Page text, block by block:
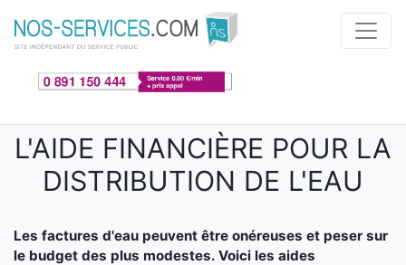
Aller au contenu principal
L'AIDE FINANCIÈRE POUR LA
DISTRIBUTION DE L'EAU
Les factures d'eau peuvent être onéreuses et peser sur
le budget des plus modestes. Voici les aides